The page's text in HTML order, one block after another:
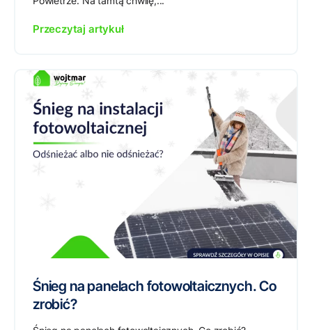
Przeczytaj artykuł
Śnieg na panelach fotowoltaicznych. Co
zrobić?